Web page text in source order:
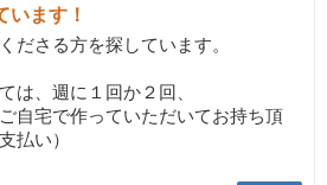
います！
ださる方を探しています。
は、週に１回か２回、
自宅で作っていただいてお持ち頂
払い）